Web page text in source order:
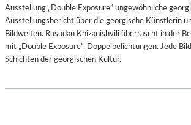
Ausstellung „Double Exposure“ ungewöhnliche
Ausstellungsbericht über die georgische Künstlerin
Bildwelten. Rusudan Khizanishvili überrascht in der
mit „Double Exposure“, Doppelbelichtungen. Jede
Schichten der georgischen Kultur.